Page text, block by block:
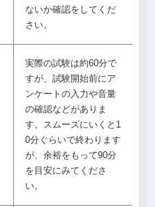
ないか確認をしてくだ
さい。
実際の試験は約60分で
すが、試験開始前にア
ンケートの入力や音量
の確認などがありま
す。スムーズにいくと1
0分ぐらいで終わります
が、余裕をもって90分
を目安にみてくださ
い。